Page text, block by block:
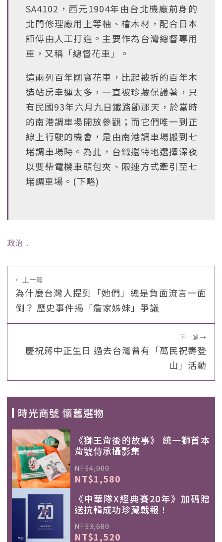
SA4102，西元1904年由台北機廠前身的
北門修理廠用上等柚、檜木材，配合日本
師傅由人工打造。主要作為台灣總督專用
車，又稱「總督花車」。
這兩列百年國寶花車，比起被拆的百年木
造站房幸運太多，一直被珍藏保護著，只
有民國93年六月九日鐵路節那天，於當時
的南港調車場開放參觀；而它們唯一到正
線上行駛的機會，是由南港調車場搬到七
堵調車場時。為此，台鐵還特地選擇深夜
以雙柴電機車頭包夾、限速方式牽引至七
堵調車場。(下略)
政治 ﹒
←上一篇
為什麼台灣人提到「她們」總是負面流言一面
倒？ 歷史事件揭「詹家姊妹」爭議
下一篇→
慶祝蔣中正生日 過去台灣曾有「萬民祝壽登
山」活動
時光商號 懷舊選物
《獅王背後的故事》 統一獅首本
背號傳承攝影集
NT$4,000
NT$1,580
《中華隊X經典賽20年》加碼贈
送抗韓成功珍藏戰報！
NT$3,680
NT$1,520